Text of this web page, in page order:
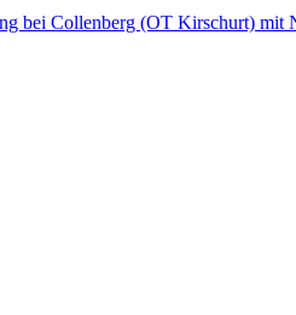
bei Collenberg (OT Kirschurt) mit